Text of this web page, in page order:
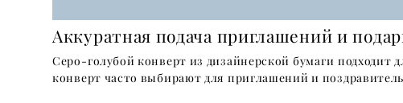
Аккуратная подача приглашений и
Серо-голубой конверт из дизайнерской бумаги
конверт часто выбирают для приглашений и